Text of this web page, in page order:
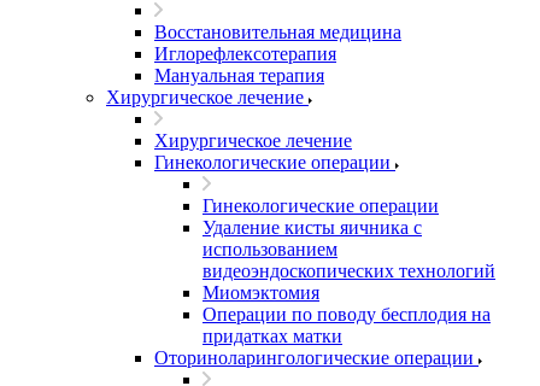
Восстановительная медицина
Иглорефлексотерапия
Мануальная терапия
Хирургическое лечение
Хирургическое лечение
Гинекологические операции
Гинекологические операции
Удаление кисты яичника с
использованием
видеоэндоскопических технологий
Миомэктомия
Операции по поводу бесплодия на
придатках матки
Оториноларингологические операции